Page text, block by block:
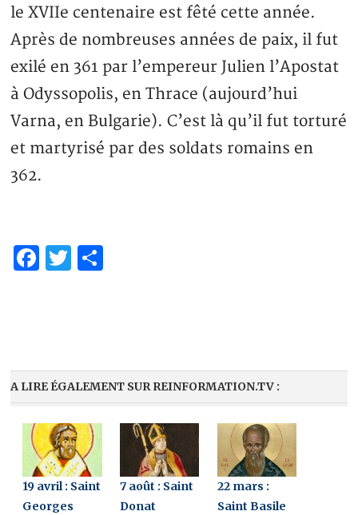
le XVIIe centenaire est fêté cette année.
Après de nombreuses années de paix, il fut
exilé en 361 par l’empereur Julien l’Apostat
à Odyssopolis, en Thrace (aujourd’hui
Varna, en Bulgarie). C’est là qu’il fut torturé
et martyrisé par des soldats romains en
362.
Facebook
Twitter
A LIRE ÉGALEMENT SUR REINFORMATION.TV :
19 avril : Saint
Georges
7 août : Saint
Donat
22 mars :
Saint Basile